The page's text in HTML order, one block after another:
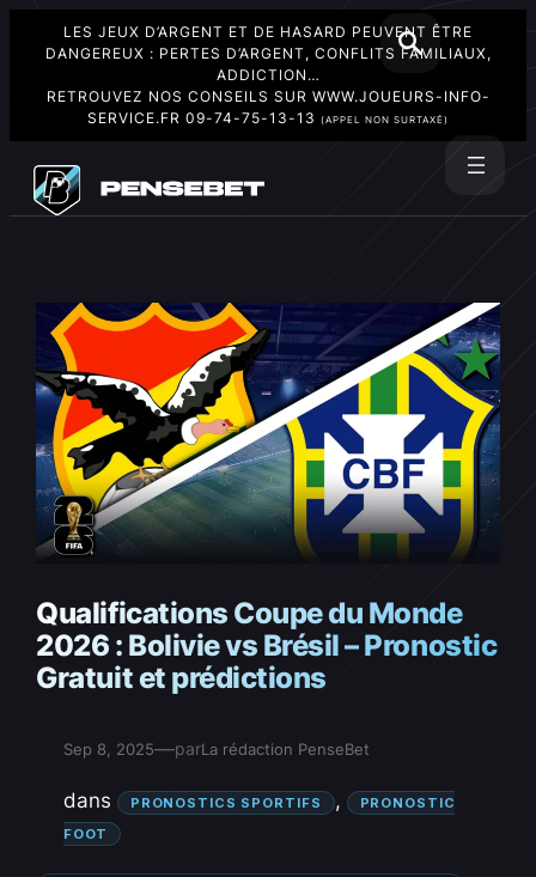
LES JEUX D’ARGENT ET DE HASARD PEUVENT ÊTRE
DANGEREUX : PERTES D’ARGENT, CONFLITS FAMILIAUX,
ADDICTION…
RETROUVEZ NOS CONSEILS SUR WWW.JOUEURS-INFO-
SERVICE.FR 09-74-75-13-13 (APPEL NON SURTAXÉ)
contenu
Qualifications Coupe du Monde
2026 : Bolivie vs Brésil – Pronostic
Gratuit et prédictions
Sep 8, 2025—parLa rédaction PenseBet
dans PRONOSTICS SPORTIFS ,
PRONOSTIC
FOOT